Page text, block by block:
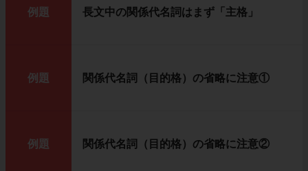
例題 長文中の関係代名詞はまず「主格」
例題 関係代名詞（目的格）の省略に注意①
例題 関係代名詞（目的格）の省略に注意②